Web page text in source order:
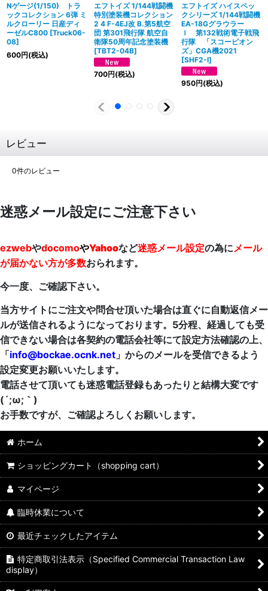
Nゲージ(1/150) トラ
ックコレクション 6弾 ミ
ルクローリー 日産ディ
ーゼルC800 [Truck06-
08]
600円(税込)
エフトイズ 1/144戦闘機
特別塗装機コレクション
2 4 F-4EJ改 B.第5航空
団 第301飛行隊 航空自
衛隊50周年記念塗装機
[TBT2-04B]
700円(税込)
エフトイズ ハイスペッ
クシリーズ 1/144戦闘機
EA-18Gグラウラー
Ｉ 第132戦術電子戦飛
行隊 「スコーピオン
ズ」CGA機2021
[SHF2-I]
950円(税込)
レビュー
0件のレビュー
迷惑メール設定にご注意下さい
ezwebやdocomoやYahooなど迷惑メール設定の為に メール
が届かない方が多数おられます。
今一度、ご確認下さい。
当方サイトにご注文や問合せ頂いた場合は直ぐに自動返信メー
ルが送信されるようになっております。5分程、経過しても受
信できない場合は各契約の電話会社等にて設定方法確認の上、
「info@bockae.ocnk.net 」からのメールを受信できるよう
設定変更お願いいたします。
電話させて頂いても迷惑電話登録もあったりと結構大変です
(´;ω;｀)
お手数ですが、ご確認よろしくお願いします。
ホーム
ショッピングカート（shopping cart）
マイページ
臨時休業について
最近チェックしたアイテム
特定商取引法表示（Specified Commercial Transaction Law
display）